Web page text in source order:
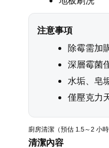
注意事項
除霉需加
深層霉菌
水垢、皂
僅壓克力
廚房清潔（預估 1.5～2 小時
清潔內容